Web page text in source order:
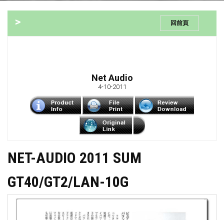
回前頁
>
Net Audio
4-10-2011
NET-AUDIO 2011 SUM
GT40/GT2/LAN-10G